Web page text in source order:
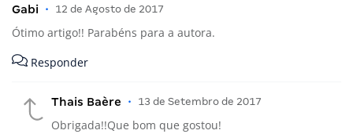
Gabi • 12 de Agosto de 2017
Ótimo artigo!! Parabéns para a autora.
Responder
Thais Baère • 13 de Setembro de 2017
Obrigada!!Que bom que gostou!